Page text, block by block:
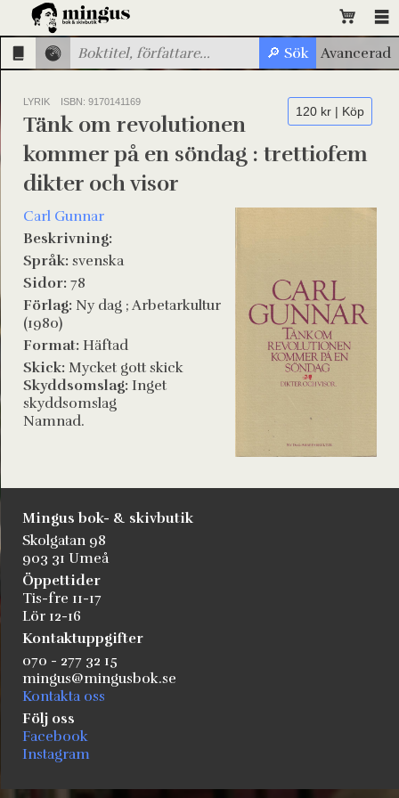
LYRIK ISBN: 9170141169
120 kr | Köp
Tänk om revolutionen
kommer på en söndag : trettiofem
dikter och visor
Carl Gunnar
Beskrivning:
Språk: svenska
Sidor: 78
Förlag: Ny dag ; Arbetarkultur
(1980)
Format: Häftad
Skick: Mycket gott skick
Skyddsomslag: Inget
skyddsomslag
Namnad.
Mingus bok- & skivbutik
Skolgatan 98
903 31 Umeå
Öppettider
Tis-fre 11-17
Lör 12-16
Kontaktuppgifter
070 - 277 32 15
mingus@mingusbok.se
Kontakta oss
Följ oss
Facebook
Instagram